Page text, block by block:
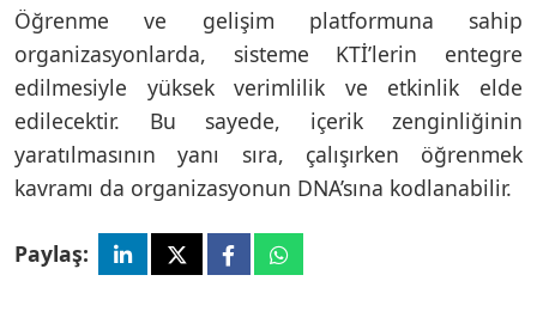
Öğrenme ve gelişim platformuna sahip
organizasyonlarda, sisteme KTİ’lerin entegre
edilmesiyle yüksek verimlilik ve etkinlik elde
edilecektir. Bu sayede, içerik zenginliğinin
yaratılmasının yanı sıra, çalışırken öğrenmek
kavramı da organizasyonun DNA’sına kodlanabilir.
Paylaş: